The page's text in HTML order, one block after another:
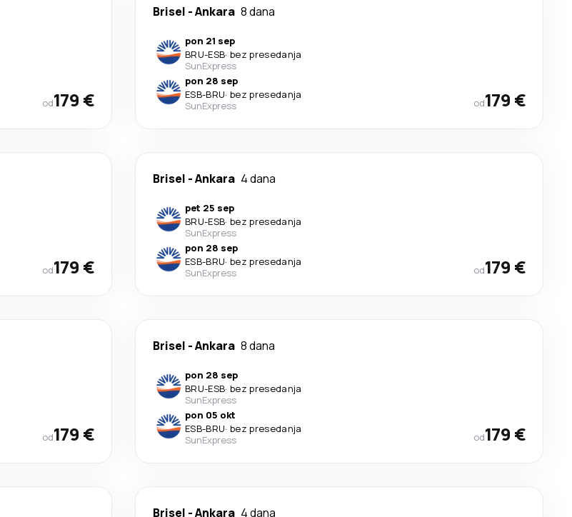
od179 €
Brisel -Ankara 8 dana
pon 21 sep
BRU-ESB· bez presedanja
SunExpress
pon 28 sep
ESB-BRU· bez presedanja
SunExpress
od179 €
od179 €
Brisel -Ankara 4 dana
pet 25 sep
BRU-ESB· bez presedanja
SunExpress
pon 28 sep
ESB-BRU· bez presedanja
SunExpress
od179 €
od179 €
Brisel -Ankara 8 dana
pon 28 sep
BRU-ESB· bez presedanja
SunExpress
pon 05 okt
ESB-BRU· bez presedanja
SunExpress
od179 €
Brisel -Ankara 4 dana